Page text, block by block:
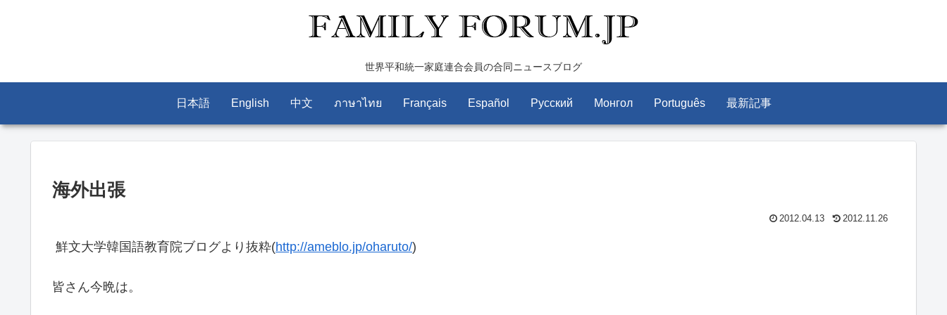
世界平和統一家庭連合会員の合同ニュースブログ
日本語 English 中文 ภาษาไทย Français Español Pусский Монгол Português 最新記事
海外出張
2012.04.13 2012.11.26
鮮文大学韓国語教育院ブログより抜粋(http://ameblo.jp/oharuto/)
皆さん今晩は。